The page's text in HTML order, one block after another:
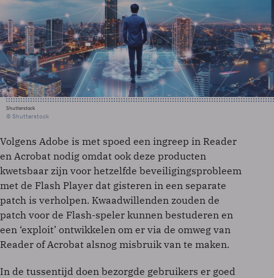
Shutterstock
© Shutterstock
Volgens Adobe is met spoed een ingreep in Reader
en Acrobat nodig omdat ook deze producten
kwetsbaar zijn voor hetzelfde beveiligingsprobleem
met de Flash Player dat gisteren in een separate
patch is verholpen. Kwaadwillenden zouden de
patch voor de Flash-speler kunnen bestuderen en
een ‘exploit’ ontwikkelen om er via de omweg van
Reader of Acrobat alsnog misbruik van te maken.
In de tussentijd doen bezorgde gebruikers er goed